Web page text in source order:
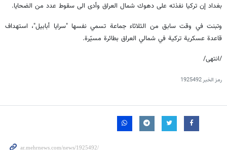
بغداد إن تركيا نفذته على دهوك شمال العراق وأدى الى سقوط عدد من الضحايا.
وتبنت في وقت سابق من الثلاثاء جماعة تسمي نفسها "سرايا أبابيل"، استهداف
قاعدة عسكرية تركية في شمالي العراق بطائرة مسيّرة.
/انتهى/
رمز الخبر1925492